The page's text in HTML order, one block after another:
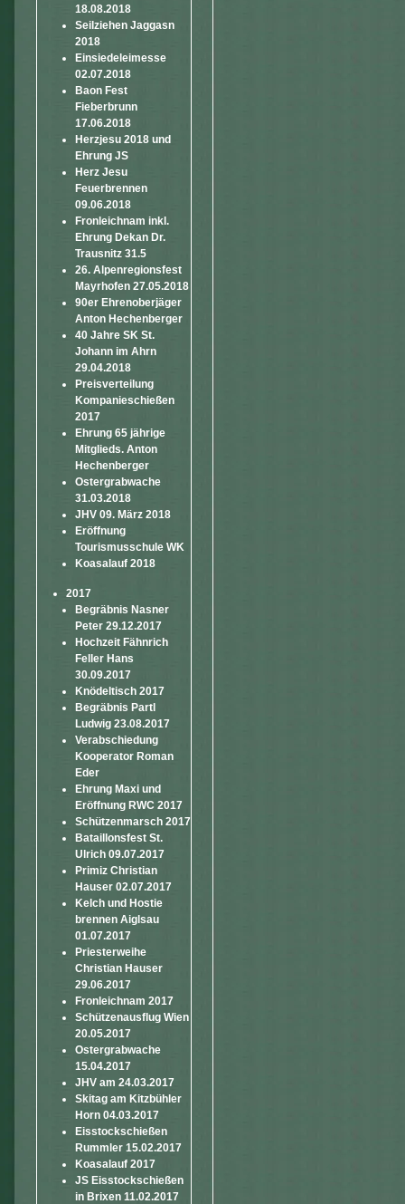
18.08.2018
Seilziehen Jaggasn
2018
Einsiedeleimesse
02.07.2018
Baon Fest
Fieberbrunn
17.06.2018
Herzjesu 2018 und
Ehrung JS
Herz Jesu
Feuerbrennen
09.06.2018
Fronleichnam inkl.
Ehrung Dekan Dr.
Trausnitz 31.5
26. Alpenregionsfest
Mayrhofen 27.05.2018
90er Ehrenoberjäger
Anton Hechenberger
40 Jahre SK St.
Johann im Ahrn
29.04.2018
Preisverteilung
Kompanieschießen
2017
Ehrung 65 jährige
Mitglieds. Anton
Hechenberger
Ostergrabwache
31.03.2018
JHV 09. März 2018
Eröffnung
Tourismusschule WK
Koasalauf 2018
2017
Begräbnis Nasner
Peter 29.12.2017
Hochzeit Fähnrich
Feller Hans
30.09.2017
Knödeltisch 2017
Begräbnis Partl
Ludwig 23.08.2017
Verabschiedung
Kooperator Roman
Eder
Ehrung Maxi und
Eröffnung RWC 2017
Schützenmarsch 2017
Bataillonsfest St.
Ulrich 09.07.2017
Primiz Christian
Hauser 02.07.2017
Kelch und Hostie
brennen Aiglsau
01.07.2017
Priesterweihe
Christian Hauser
29.06.2017
Fronleichnam 2017
Schützenausflug Wien
20.05.2017
Ostergrabwache
15.04.2017
JHV am 24.03.2017
Skitag am Kitzbühler
Horn 04.03.2017
Eisstockschießen
Rummler 15.02.2017
Koasalauf 2017
JS Eisstockschießen
in Brixen 11.02.2017